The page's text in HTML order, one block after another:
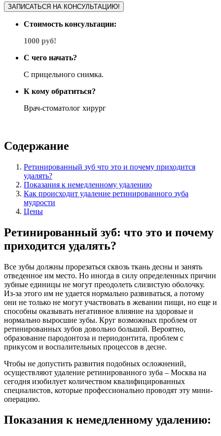
ЗАПИСАТЬСЯ НА КОНСУЛЬТАЦИЮ!
Стоимость консультации:
1000 руб!
С чего начать?
С прицельного снимка.
К кому обратиться?
Врач-стоматолог хирург
Содержание
Ретинированный зуб что это и почему приходится
удалять?
Показания к немедленному удалению
Как происходит удаление ретинированного зуба
мудрости
Цены
Ретинированный зуб: что это и почему
приходится удалять?
Все зубы должны прорезаться сквозь ткань десны и занять
отведенное им место. Но иногда в силу определенных причин
зубные единицы не могут преодолеть слизистую оболочку.
Из-за этого им не удается нормально развиваться, а потому
они не только не могут участвовать в жевании пищи, но еще и
способны оказывать негативное влияние на здоровые и
нормально выросшие зубы. Круг возможных проблем от
ретинированных зубов довольно большой. Вероятно,
образование пародонтоза и периодонтита, проблем с
прикусом и воспалительных процессов в десне.
Чтобы не допустить развития подобных осложнений,
осуществляют удаление ретинированного зуба – Москва на
сегодня изобилует количеством квалифицированных
специалистов, которые профессионально проводят эту мини-
операцию.
Показания к немедленному удалению: